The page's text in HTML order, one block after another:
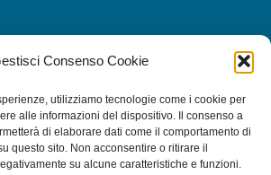
Consenso Cookie
utilizziamo tecnologie come i cookie per
alle informazioni del dispositivo. Il consenso a
di elaborare dati come il comportamento di
questo sito. Non acconsentire o ritirare il
su alcune caratteristiche e funzioni.
Newsletter